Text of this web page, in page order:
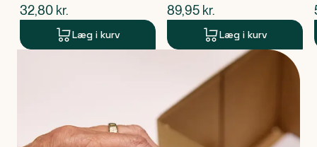
$nuværende pris
32,80 kr.
Læg i kurv
$nuværende pris
89,95 kr.
Læg i kurv